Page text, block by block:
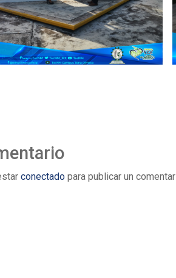
conectado para publicar un